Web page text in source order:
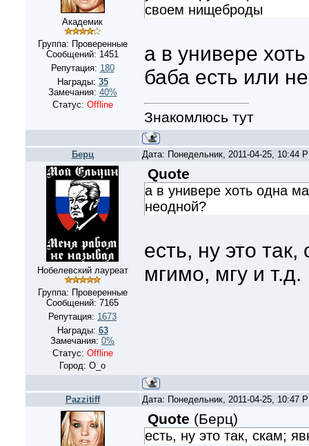
Академик
Группа: Проверенные
Сообщений: 1451
Репутация: 180
Награды: 35
Замечания: 40%
Статус: Offline
своем нищеброды
а в универе
баба есть или
Знакомлюсь тут
Берц Дата: Понедельник, 2011-04-25, 10:44
Нобелевский лауреат
Группа: Проверенные
Сообщений: 7165
Репутация: 1673
Награды: 63
Замечания: 0%
Статус: Offline
Город: О_о
Quote
а в универе хоть одна
неодной?
есть, ну это
мгимо, мгу и т.д.
Pazzitiff Дата: Понедельник, 2011-04-25, 10:47
Quote (Берц)
есть, ну это так, скам;